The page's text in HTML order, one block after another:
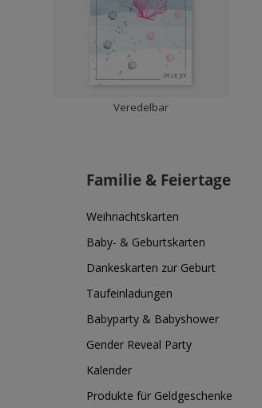
Veredelbar
Familie & Feiertage
Weihnachtskarten
Baby- & Geburtskarten
Dankeskarten zur Geburt
Taufeinladungen
Babyparty & Babyshower
Gender Reveal Party
Kalender
Produkte für Geldgeschenke